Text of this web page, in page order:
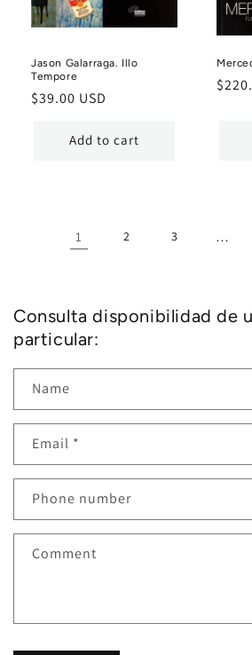
Jason Galarraga. Illo
Tempore
Regular
$39.00 USD
Add to cart
1 2 3 …
Consulta disponibilidad de
particular:
Name
Email *
Phone number
Comment